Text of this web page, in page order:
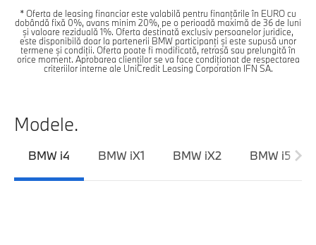
* Oferta de leasing financiar este valabilă pentru finanțările în EURO cu
dobândă fixă 0%, avans minim 20%, pe o perioadă maximă de 36 de luni
și valoare reziduală 1%. Oferta destinată exclusiv persoanelor juridice,
este disponibilă doar la partenerii BMW participanţi și este supusă unor
termene şi condiţii. Oferta poate fi modificată, retrasă sau prelungită în
orice moment. Aprobarea clienților se va face condiţionat de respectarea
criteriilor interne ale UniCredit Leasing Corporation IFN SA.
Modele.
BMW i4 BMW iX1 BMW iX2 BMW i5